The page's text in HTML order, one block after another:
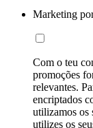
Marketing
Com o teu
promoções
relevantes.
encriptados
utilizamos os
utilizes os